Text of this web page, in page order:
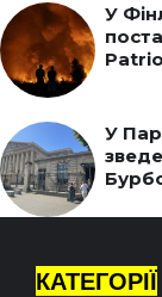
У
У
КАТЕГОРІЇ